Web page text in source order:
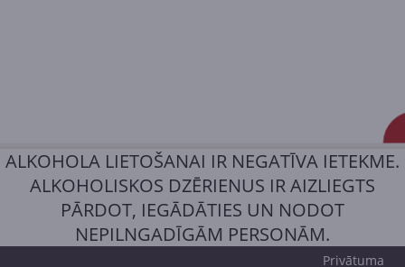
ALKOHOLA LIETOŠANAI IR NEGATĪVA IETEKME.
ALKOHOLISKOS DZĒRIENUS IR AIZLIEGTS
PĀRDOT, IEGĀDĀTIES UN NODOT
NEPILNGADĪGĀM PERSONĀM.
Privātuma